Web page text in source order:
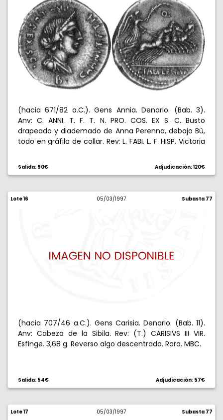
(hacia 671/82 a.C.). Gens Annia. Denario. (Bab. 3).
Anv: C. ANNI. T. F. T. N. PRO. COS. EX S. C. Busto
drapeado y diademado de Anna Perenna, debajo Bù,
todo en gráfila de collar. Rev: L. FABI. L. F. HISP. Victoria
3,92 g. Escasa. EBC.
Salida: 90€ Adjudicación: 120€
Lote 16 05/03/1997 Subasta 77
(hacia 707/46 a.C.). Gens Carisia. Denario. (Bab. 11).
Anv: Cabeza de la Sibila. Rev: (T.) CARISIVS III VIR.
Esfinge. 3,68 g. Reverso algo descentrado. Rara. MBC.
Salida: 54€ Adjudicación: 57€
Lote 17 05/03/1997 Subasta 77